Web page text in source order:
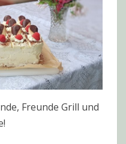
Freunde Grill und